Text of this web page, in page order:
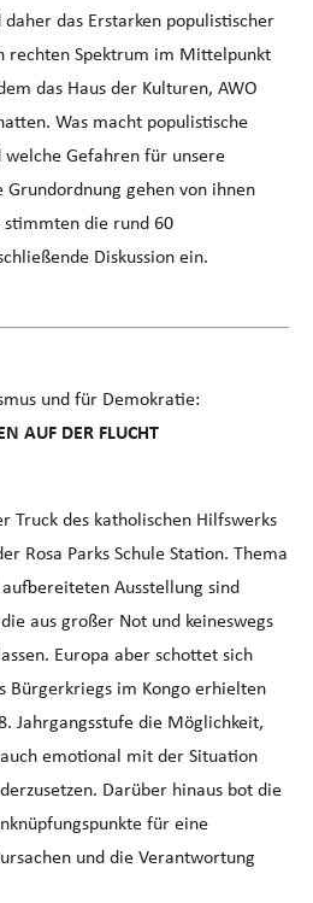
das Erstarken populistischer
rechten Spektrum im Mittelpunkt
das Haus der Kulturen, AWO
Was macht populistische
Gefahren für unsere
gehen von ihnen
stimmten die rund 60
Diskussion ein.
und für Demokratie:
AUF DER FLUCHT
Truck des katholischen Hilfswerks
Rosa Parks Schule Station. Thema
Ausstellung sind
aus großer Not und keineswegs
Europa aber schottet sich
Bürgerkriegs im Kongo erhielten
Jahrgangsstufe die Möglichkeit,
emotional mit der Situation
Darüber hinaus bot die
für eine
und die Verantwortung